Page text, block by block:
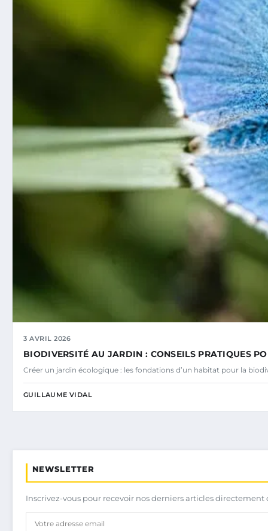
3 AVRIL 2026
BIODIVERSITÉ AU JARDIN : CONSEILS PRATIQUES
Créer un jardin écologique : les fondations d’un habitat pour la
GUILLAUME VIDAL
NEWSLETTER
Inscrivez-vous pour recevoir nos derniers articles